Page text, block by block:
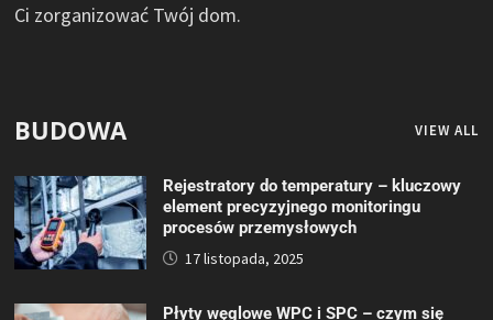
Ci zorganizować Twój dom.
BUDOWA VIEW ALL
Rejestratory do temperatury – kluczowy
element precyzyjnego monitoringu
procesów przemysłowych
17 listopada, 2025
Płyty węglowe WPC i SPC – czym się